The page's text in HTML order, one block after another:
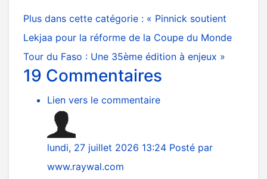
Plus dans cette catégorie : « Pinnick soutient
Lekjaa pour la réforme de la Coupe du Monde
Tour du Faso : Une 35ème édition à enjeux »
19 Commentaires
Lien vers le commentaire
lundi, 27 juillet 2026 13:24 Posté par
www.raywal.com